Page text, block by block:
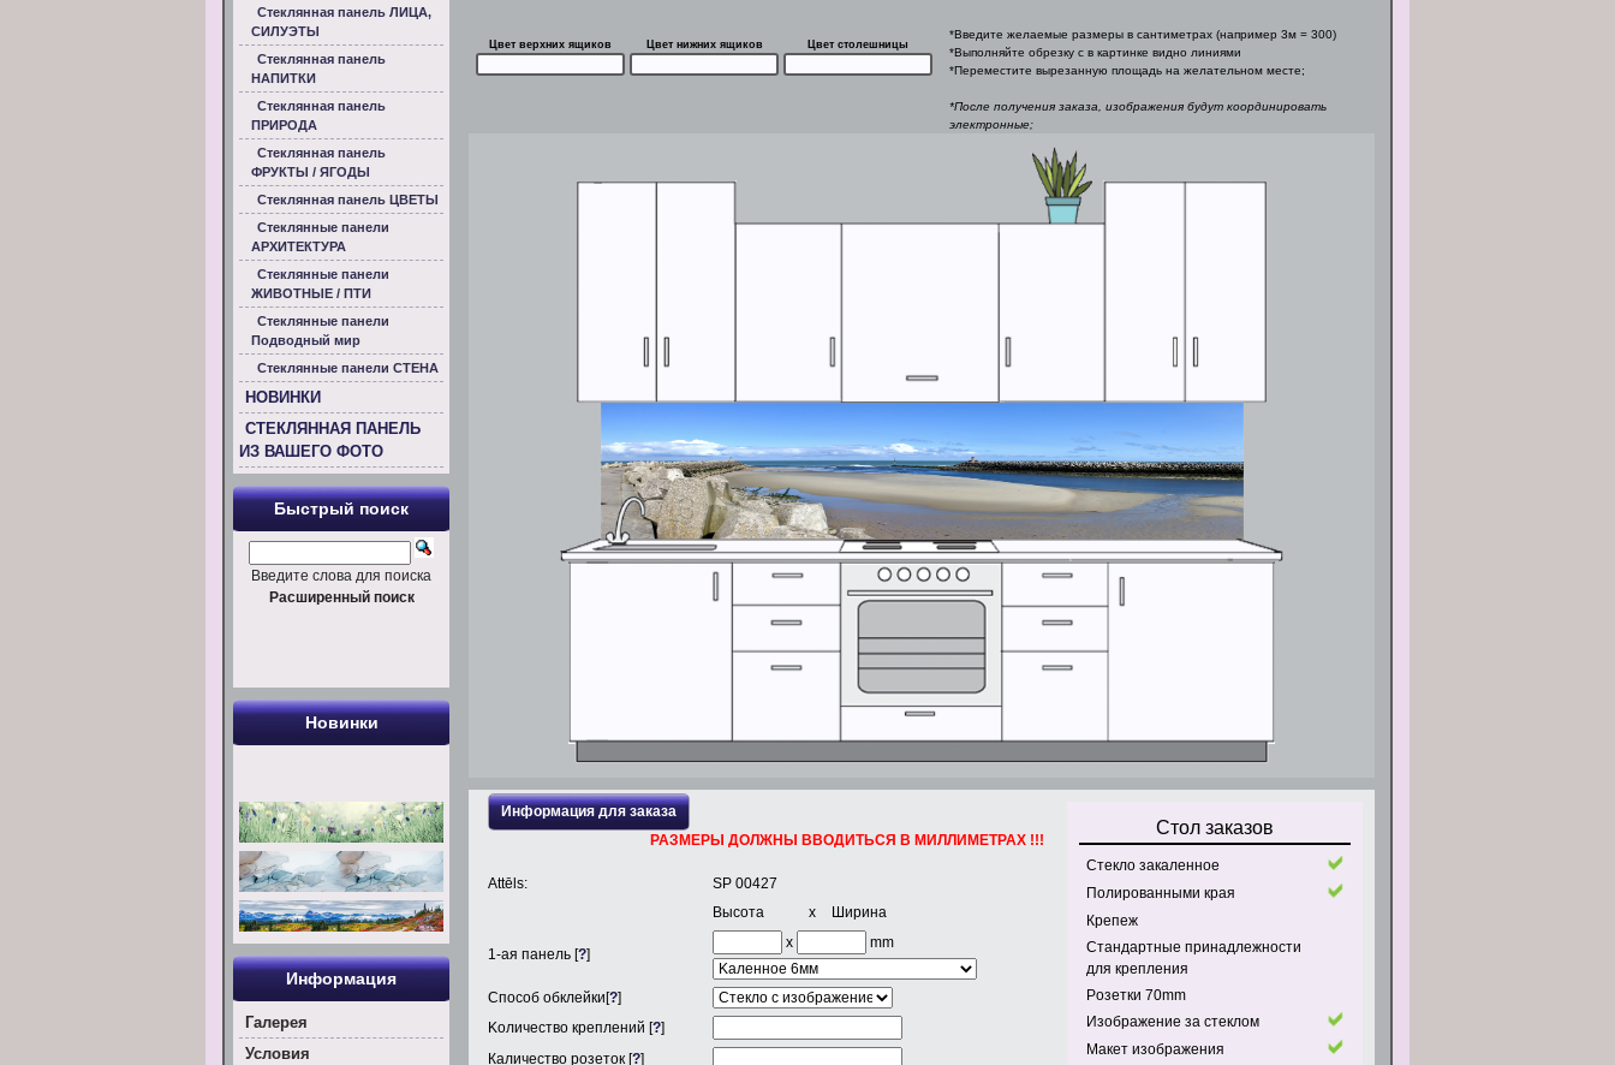
Цвет верхних ящиков Цвет нижних ящиков Цвет столешницы
*Введите желаемые размеры в сантиметрах (например 3м = 300)
*Выполняйте обрезку с в картинке видно линиями
*Переместите вырезанную площадь на желательном месте;
*После получения заказа, изображения будут координировать
электронные;
Информация для заказа
РАЗМЕРЫ ДОЛЖНЫ ВВОДИТЬСЯ В МИЛЛИМЕТРАХ !!!
Attēls:
SP 00427
Высота
x Ширина
1-ая панель [?]
x mm
Способ обклейки[?]
Kоличество креплений [?]
Каличество розеток [?]
Стол заказов
Стекло закаленное
Полированными края
Крепеж
Стандартные принадлежности
для крепления
Pозетки 70mm
Изображение за стеклом
Макет изображения
Стеклянная панель ЛИЦА,
СИЛУЭТЫ
Стеклянная панель
НАПИТКИ
Стеклянная панель
ПРИРОДА
Стеклянная панель
ФРУКТЫ / ЯГОДЫ
Стеклянная панель ЦВЕТЫ
Стеклянные панели
АРХИТЕКТУРА
Стеклянные панели
ЖИВОТНЫЕ / ПТИ
Стеклянные панели
Подводный мир
Стеклянные панели СТЕНА
НОВИНКИ
СТЕКЛЯННАЯ ПАНЕЛЬ
ИЗ ВАШЕГО ФОТО
Быстрый поиск
Введите слова для поиска
Расширенный поиск
Новинки
Информация
Галерея
Условия